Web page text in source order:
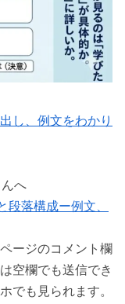
し、例文をわかり
へ
段落構成ー例文、
ージのコメント欄
空欄でも送信でき
でも見られます。